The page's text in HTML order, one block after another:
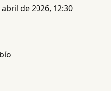
de 2026, 12:30